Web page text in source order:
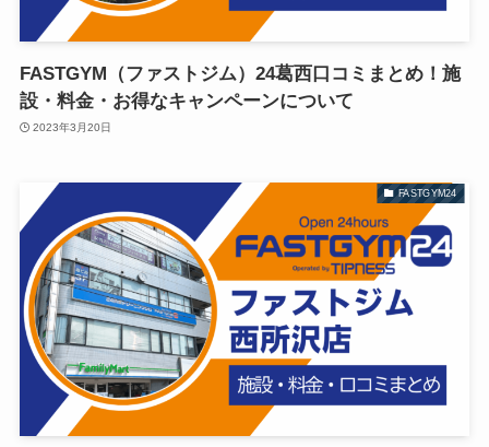
FASTGYM（ファストジム）24葛西口コミまとめ！施
設・料金・お得なキャンペーンについて
2023年3月20日
FASTGYM24